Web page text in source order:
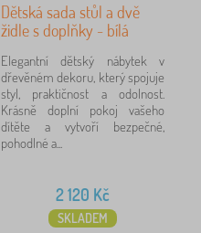
Dětská sada stůl a dvě
židle s doplňky - bílá
Elegantní dětský nábytek v
dřevěném dekoru, který spojuje
styl, praktičnost a odolnost.
Krásně doplní pokoj vašeho
dítěte a vytvoří bezpečné,
pohodlné a...
2 120 Kč
SKLADEM